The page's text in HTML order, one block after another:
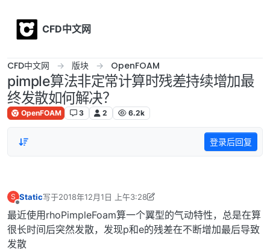
CFD中文网
CFD中文网 版块 OpenFOAM
pimple算法非定常计算时残差持续增加最
终发散如何解决？
OpenFOAM 3 2 6.2k
登录后回复
S
离线
Static写于2018年12月1日 上午3:28
最后由 李东岳 编辑 2018年12月4日 下午9:43
最近使用rhoPimpleFoam算一个翼型的气动特性，总是在算
很长时间后突然发散，发现p和e的残差在不断增加最后导致
发散